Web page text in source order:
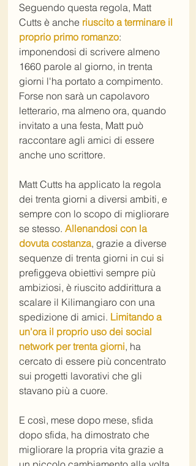
Seguendo questa regola, Matt
Cutts è anche riuscito a terminare il
proprio primo romanzo:
imponendosi di scrivere almeno
1660 parole al giorno, in trenta
giorni l'ha portato a compimento.
Forse non sarà un capolavoro
letterario, ma almeno ora, quando
invitato a una festa, Matt può
raccontare agli amici di essere
anche uno scrittore.
Matt Cutts ha applicato la regola
dei trenta giorni a diversi ambiti, e
sempre con lo scopo di migliorare
se stesso. Allenandosi con la
dovuta costanza, grazie a diverse
sequenze di trenta giorni in cui si
prefiggeva obiettivi sempre più
ambiziosi, è riuscito addirittura a
scalare il Kilimangiaro con una
spedizione di amici. Limitando a
un'ora il proprio uso dei social
network per trenta giorni, ha
cercato di essere più concentrato
sui progetti lavorativi che gli
stavano più a cuore.
E così, mese dopo mese, sfida
dopo sfida, ha dimostrato che
migliorare la propria vita grazie a